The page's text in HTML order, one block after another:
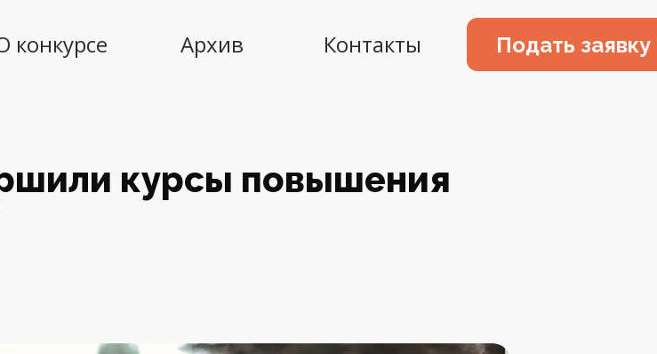
конкурсе Архив Контакты Подать заявку
курсы повышения